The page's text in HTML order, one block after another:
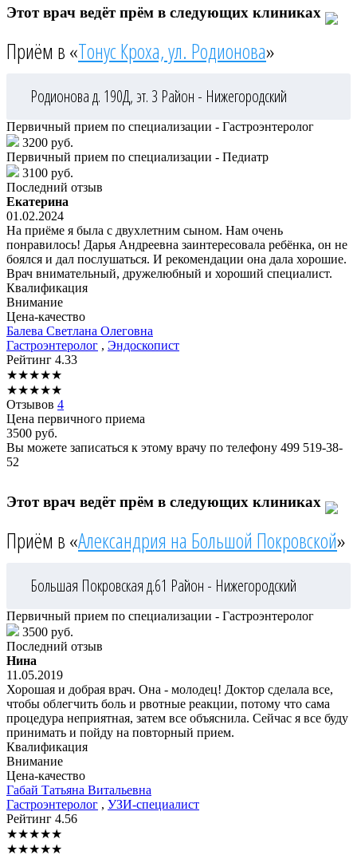
Этот врач ведёт прём в следующих клиниках
Приём в «Тонус Кроха, ул. Родионова»
Родионова д. 190Д, эт. 3 Район - Нижегородский
Первичный прием по специализации - Гастроэнтеролог
3200 руб.
Первичный прием по специализации - Педиатр
3100 руб.
Последний отзыв
Екатерина
01.02.2024
На приёме я была с двухлетним сыном. Нам очень
понравилось! Дарья Андреевна заинтересовала ребёнка, он не
боялся и дал послушаться. И рекомендации она дала хорошие.
Врач внимательный, дружелюбный и хороший специалист.
Квалификация
Внимание
Цена-качество
Балева Светлана Олеговна
Гастроэнтеролог , Эндоскопист
Рейтинг 4.33
★★★★★
★★★★★
Отзывов 4
Цена первичного приема
3500 руб.
Вы можете записаться к этому врачу по телефону 499 519-38-
52
Этот врач ведёт прём в следующих клиниках
Приём в «Александрия на Большой Покровской»
Большая Покровская д.61 Район - Нижегородский
Первичный прием по специализации - Гастроэнтеролог
3500 руб.
Последний отзыв
Нина
11.05.2019
Хорошая и добрая врач. Она - молодец! Доктор сделала все,
чтобы облегчить боль и рвотные реакции, потому что сама
процедура неприятная, затем все объяснила. Сейчас я все буду
принимать и пойду на повторный прием.
Квалификация
Внимание
Цена-качество
Габай Татьяна Витальевна
Гастроэнтеролог , УЗИ-специалист
Рейтинг 4.56
★★★★★
★★★★★